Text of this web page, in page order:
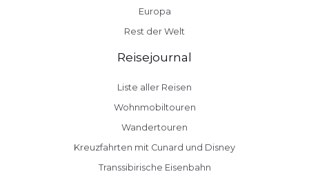
Europa
Rest der Welt
Reisejournal
Liste aller Reisen
Wohnmobiltouren
Wandertouren
Kreuzfahrten mit Cunard und Disney
Transsibirische Eisenbahn